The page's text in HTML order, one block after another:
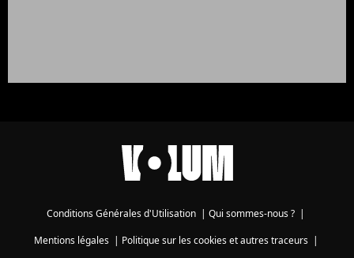
Conditions Générales d'Utilisation | Qui sommes-nous ? |
Mentions légales| Politique sur les cookies et autres traceurs|